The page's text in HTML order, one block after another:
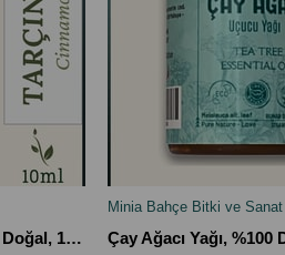
Tarçın Kabuğu Yağı, %100 Saf ve Doğal, 10ml
SEPETE EKLE
Minia Bahçe Bitki ve
Çay Ağacı Yağı, %100